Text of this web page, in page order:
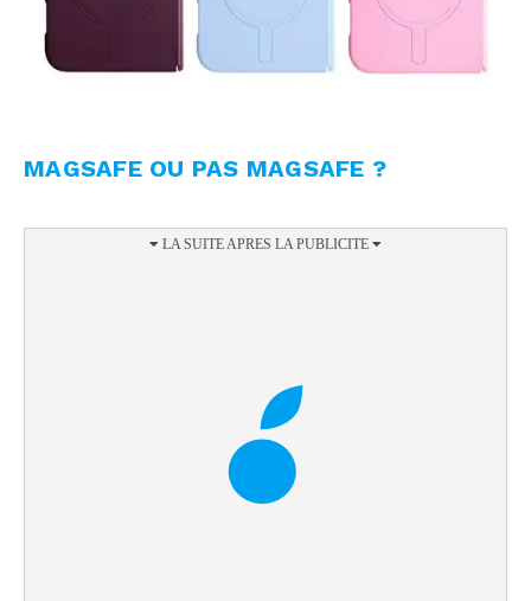
MAGSAFE OU PAS MAGSAFE ?